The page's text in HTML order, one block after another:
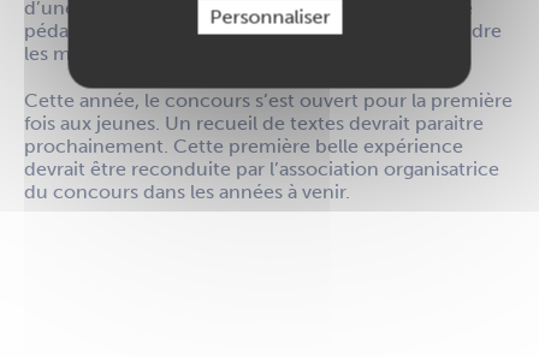
d’une session départementale. Une mise en scène
pédagogique qui a permis aux jeunes de comprendre
les missions du département.
Cette année, le concours s’est ouvert pour la première
fois aux jeunes. Un recueil de textes devrait paraitre
prochainement. Cette première belle expérience
devrait être reconduite par l’association organisatrice
du concours dans les années à venir.
Personnaliser